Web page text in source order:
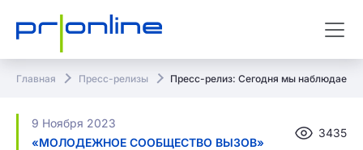
Главная Пресс-релизы Пресс-релиз: Сегодня мы наблюдаем
9 Ноября 2023
«МОЛОДЕЖНОЕ СООБЩЕСТВО ВЫЗОВ»
3435